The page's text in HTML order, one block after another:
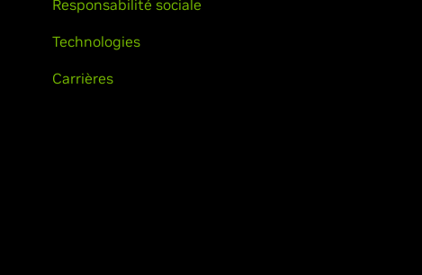
Responsabilité sociale
Technologies
Carrières